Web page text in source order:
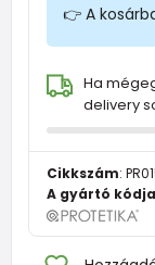
👉 A
Ha
delivery
Cikkszám:
A gyártó kódja